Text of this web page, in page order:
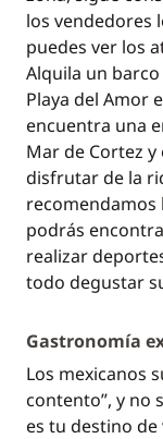
los vendedores
puedes ver los
Alquila un
Playa del Amor
encuentra una
Mar de Cortez
disfrutar de la
recomendamos
podrás
realizar
todo degustar
Gastronomía
Los mexicanos
contento”, y no
es tu destino